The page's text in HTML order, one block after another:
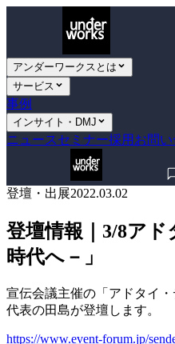
アンダーワークスとは
サービス
事例
インサイト・DMJ
ニュース セミナー採用 お問
登壇・出展2022.03.02
登壇情報｜3/8ア
時代へ－」
宣伝会議主催の「アドタイ
代表の田島が登壇します。
https://www.event-forum.jp/